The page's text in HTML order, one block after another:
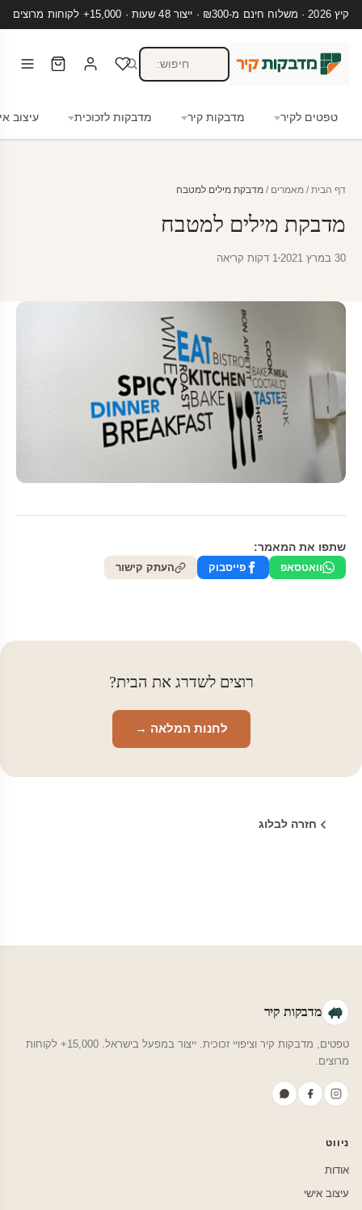
קיץ 2026 · משלוח חינם מ-₪300 · ייצור 48 שעות · 15,000+ לקוחות מרוצים
טפטים לקיר מדבקות קיר מדבקות לזכוכית עיצוב
דף הבית / מאמרים / מדבקת מילים למטבח
מדבקת מילים למטבח
30 במרץ 2021 1 דקות קריאה
שתפו את המאמר:
וואטסאפ פייסבוק העתק קישור
רוצים לשדרג את הבית?
לחנות המלאה →
חזרה לבלוג
מדבקות קיר
טפטים, מדבקות קיר וציפויי זכוכית. ייצור במפעל בישראל. 15,000+ לקוחות
מרוצים.
ניווט
אודות
עיצוב אישי